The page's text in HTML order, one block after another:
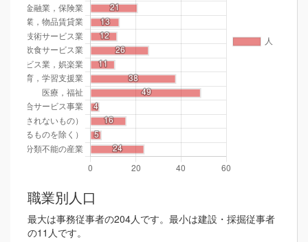
職業別人口
最大は事務従事者の204人です。最小は建設・採掘従事者
の11人です。